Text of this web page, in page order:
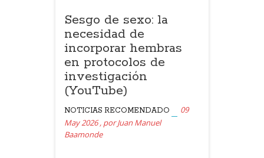
Sesgo de sexo: la
necesidad de
incorporar hembras
en protocolos de
investigación
(YouTube)
NOTICIAS RECOMENDADO
09
May 2026 , porJuan Manuel
Baamonde